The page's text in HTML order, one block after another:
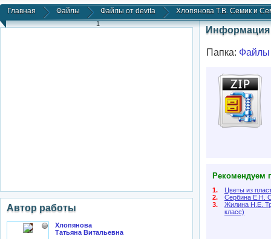
Главная Файлы Файлы от devita Хлопянова Т.В. Семик и
1
Автор работы
Хлопянова
Татьяна Витальевна
Информация
Папка: Файлы
Рекомендуем
1.
Цветы из
2.
Сербина Е.Н.
3.
Жилина Н.Е.
класс)